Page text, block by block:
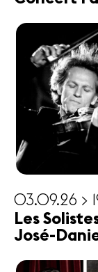
03.09.26 >
Les
José-